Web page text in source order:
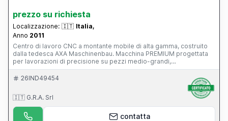
prezzo su richiesta
Localizzazione: 🇮🇹 Italia,
Anno 2011
Centro di lavoro CNC a montante mobile di alta gamma, costruito
dalla tedesca AXA Maschinenbau. Macchina PREMIUM progettata
per lavorazioni di precisione su pezzi medio-grandi,
particolarmente diffusa nei settori: stampi e attrezzature;
aerospaziale; energia; costruzione macchine; componenti di
a un classico centro verticale a tavola mobile, con 39.500 ore di
lavoro, CN Siemens 840D, funzionante e con manutenzione
impeccabile, superaccessoriata (magazzino utensili, evacuatore di
truciolo...), mandrino in ottimo stato.
26IND49454
🇮🇹 G.R.A. Srl
contatta